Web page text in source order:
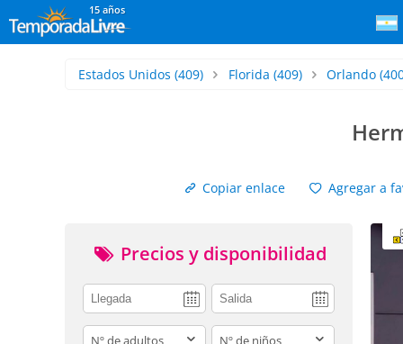
15 años
Estados Unidos (409) Florida (409) Orlando
Copiar enlace
Agregar a
Precios y disponibilidad
adults children